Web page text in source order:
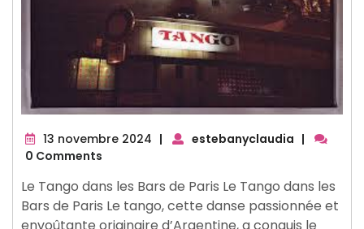
13 novembre 2024 13| estebanyclaudia |
0 Comments
Le Tango dans les Bars de Paris Le Tango dans les
Bars de Paris Le tango, cette danse passionnée et